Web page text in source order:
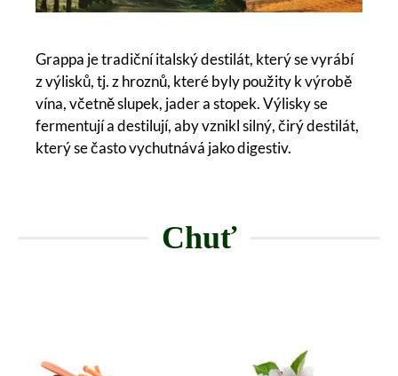
Grappa je tradiční italský destilát, který se vyrábí
z výlisků, tj. z hroznů, které byly použity k výrobě
vína, včetně slupek, jader a stopek. Výlisky se
fermentují a destilují, aby vznikl silný, čirý destilát,
který se často vychutnává jako digestiv.
Chuť